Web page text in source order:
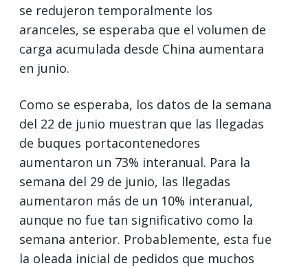
se redujeron temporalmente los
aranceles, se esperaba que el volumen de
carga acumulada desde China aumentara
en junio.
Como se esperaba, los datos de la semana
del 22 de junio muestran que las llegadas
de buques portacontenedores
aumentaron un 73% interanual. Para la
semana del 29 de junio, las llegadas
aumentaron más de un 10% interanual,
aunque no fue tan significativo como la
semana anterior. Probablemente, esta fue
la oleada inicial de pedidos que muchos